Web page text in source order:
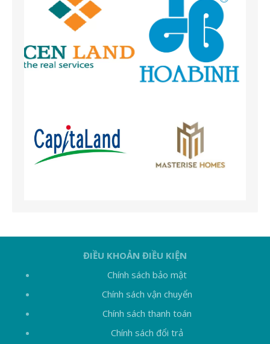
ĐIỀU KHOẢN ĐIỀU KIỆN
Chính sách bảo mật
Chính sách vận chuyển
Chính sách thanh toán
Chính sách đổi trả